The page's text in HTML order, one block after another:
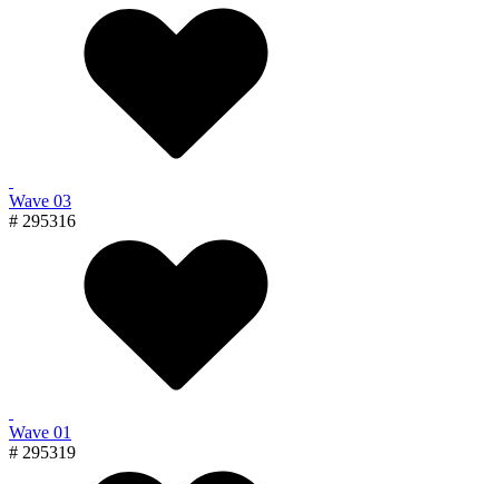
Wave 03
# 295316
Wave 01
# 295319